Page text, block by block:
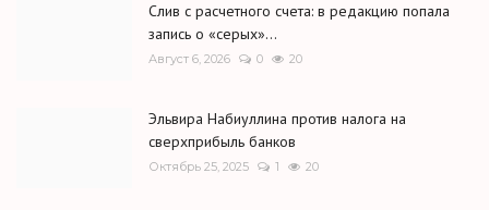
Слив с расчетного счета: в редакцию попала
запись о «серых»...
Август 6, 2026 0 20
Эльвира Набиуллина против налога на
сверхприбыль банков
Октябрь 25, 2025 1 20